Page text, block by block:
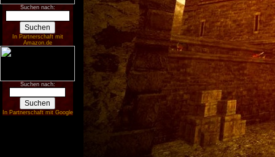
Suchen nach:
In Partnerschaft mit
Amazon.de
Suchen nach:
In Partnerschaft mit Google